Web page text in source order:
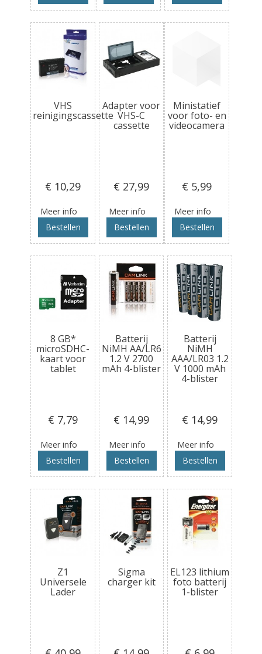
VHS
reinigingscassette
€ 10,29
Meer info
Bestellen
Adapter voor
VHS-C
cassette
€ 27,99
Meer info
Bestellen
Ministatief
voor foto- en
videocamera
€ 5,99
Meer info
Bestellen
8 GB*
microSDHC-
kaart voor
tablet
€ 7,79
Meer info
Bestellen
Batterij
NiMH AA/LR6
1.2 V 2700
mAh 4-blister
€ 14,99
Meer info
Bestellen
Batterij
NiMH
AAA/LR03 1.2
V 1000 mAh
4-blister
€ 14,99
Meer info
Bestellen
Z1
Universele
Lader
Sigma
charger kit
EL123 lithium
foto batterij
1-blister